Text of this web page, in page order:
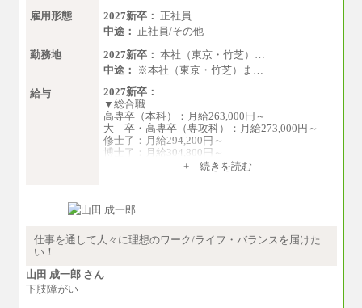
雇用形態
2027新卒： 正社員
中途： 正社員/その他
勤務地
2027新卒： 本社（東京・竹芝）…
中途：
※本社（東京・竹芝）ま…
給与
2027新卒：
▼総合職
高専卒（本科）：月給263,000円～
大 卒・高専卒（専攻科）：月給273,000円～
修士了：月給294,200円～
博士了：月給304,800円～
ず個別設定することがあります
▼アソシエイト職
全職種2025年度実績
+ 続きを読む
仕事を通して人々に理想のワーク/ライフ・バランスを届けた
い！
山田 成一郎 さん
下肢障がい